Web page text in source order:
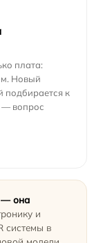
плата:
Новый
к
— вопрос
— она
и
системы в